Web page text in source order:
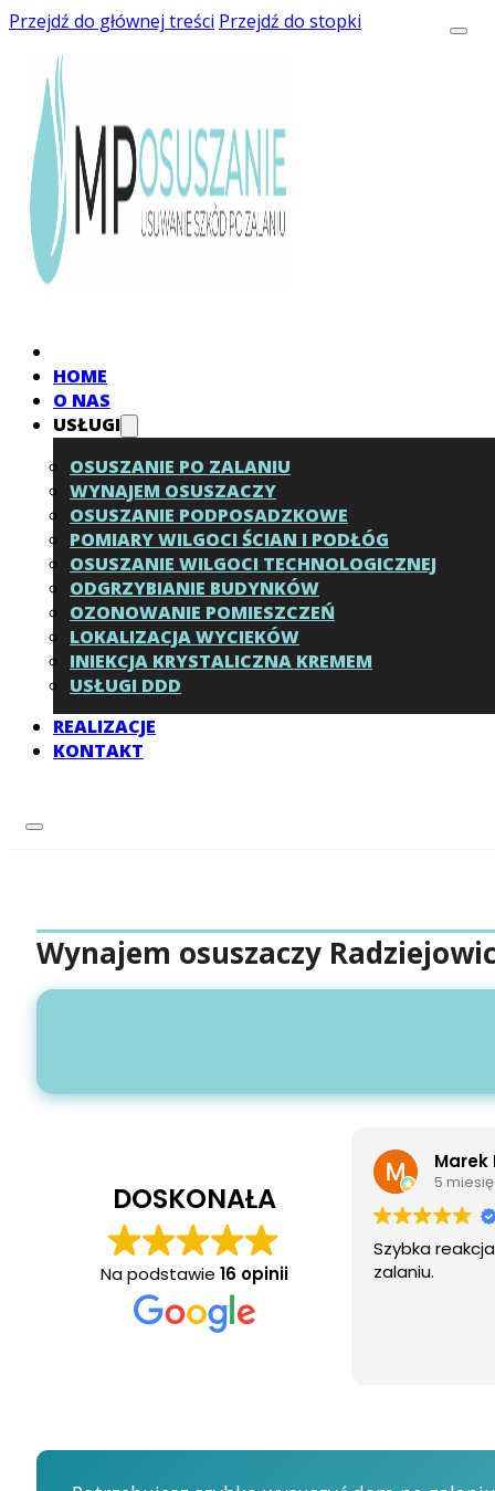
Przejdź do głównej treści Przejdź do stopki
HOME
O NAS
USŁUGI
OSUSZANIE PO ZALANIU
WYNAJEM OSUSZACZY
OSUSZANIE PODPOSADZKOWE
POMIARY WILGOCI ŚCIAN I PODŁÓG
OSUSZANIE WILGOCI TECHNOLOGICZNEJ
ODGRZYBIANIE BUDYNKÓW
OZONOWANIE POMIESZCZEŃ
LOKALIZACJA WYCIEKÓW
INIEKCJA KRYSTALICZNA KREMEM
USŁUGI DDD
REALIZACJE
KONTAKT
Wynajem osuszaczy
DOSKONAŁA
Na podstawie 16 opinii
Marek
5
Szybka
zalaniu.